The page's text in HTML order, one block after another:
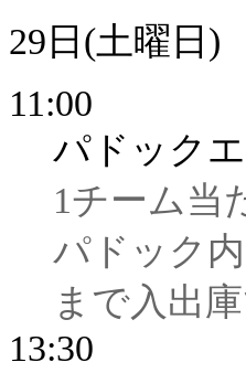
29日(土曜日)
11:00
パドック
1チーム当
パドック
まで入出
13:30